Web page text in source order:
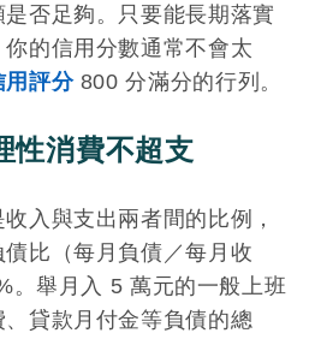
否足夠。只要能長期落實
的信用分數通常不會太
用評分800 分滿分的行列。
性消費不超支
入與支出兩者間的比例，
比（每月負債／每月收
。舉月入 5 萬元的一般上班
貸款月付金等負債的總